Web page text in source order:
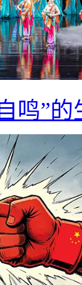
鸣”